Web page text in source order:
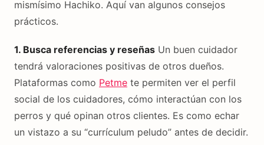
mismísimo Hachiko. Aquí van algunos consejos
prácticos.
1. Busca referencias y reseñas Un buen cuidador
tendrá valoraciones positivas de otros dueños.
Plataformas como Petme te permiten ver el perfil
social de los cuidadores, cómo interactúan con los
perros y qué opinan otros clientes. Es como echar
un vistazo a su “currículum peludo” antes de decidir.